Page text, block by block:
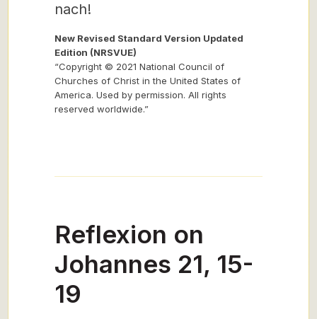
nach!
New Revised Standard Version Updated
Edition (NRSVUE)
“Copyright © 2021 National Council of
Churches of Christ in the United States of
America. Used by permission. All rights
reserved worldwide.”
Reflexion on
Johannes 21, 15-
19